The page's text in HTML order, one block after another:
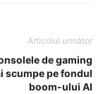
Articolul următor
de gaming
scumpe pe fondul
boom-ului AI